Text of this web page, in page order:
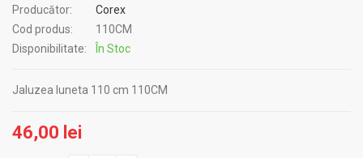
Producător:
Corex
Cod produs:
110CM
Disponibilitate:
În Stoc
Jaluzea luneta 110 cm 110CM
46,00 lei